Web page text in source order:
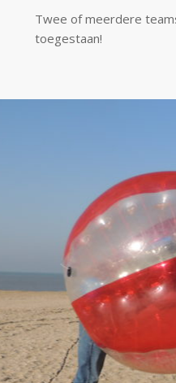
Twee of meerdere
toegestaan!